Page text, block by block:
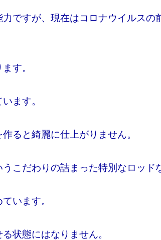
ですが、現在はコロナウイルスの
す。
ます。
ると綺麗に仕上がりません。
うこだわりの詰まった特別なロッド
います。
状態にはなりません。